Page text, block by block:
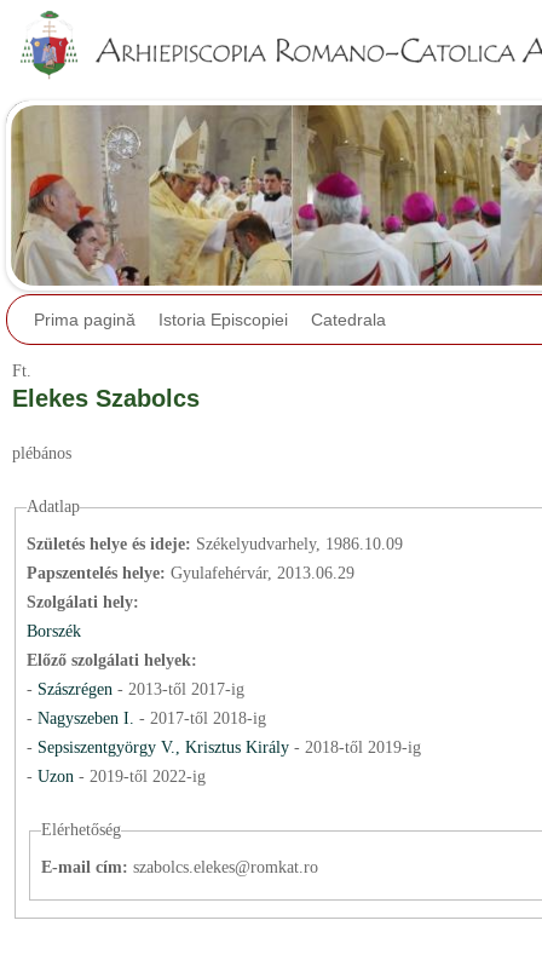
Prima pagină Istoria Episcopiei Catedrala
Ft.
Elekes Szabolcs
plébános
Adatlap
Születés helye és ideje: Székelyudvarhely, 1986.10.09
Papszentelés helye: Gyulafehérvár, 2013.06.29
Szolgálati hely:
Borszék
Előző szolgálati helyek:
- Szászrégen - 2013-től 2017-ig
- Nagyszeben I. - 2017-től 2018-ig
- Sepsiszentgyörgy V., Krisztus Király- 2018-től 2019-ig
- Uzon - 2019-től 2022-ig
Elérhetőség
E-mail cím: szabolcs.elekes@romkat.ro